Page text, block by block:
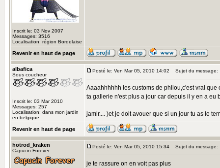
Inscrit le: 03 Nov 2007
Messages: 3516
Localisation: région Bordelaise
Revenir en haut de page
albafica
Sous coucheur
Inscrit le: 03 Mar 2010
Messages: 257
Localisation: dans mon jardin
en belgique
Posté le: Ven Mar 05, 2010 14:02 Sujet du message:
Aaaahhhhhh les customs de philou,c'est vrai
ta gallerie n'est plus a jour car depuis il y en a eu
jamir.... )et je doit avouer que si un jour tu as le
Revenir en haut de page
hotrod_kraken
Capucin Forever
Posté le: Ven Mar 05, 2010 15:34 Sujet du message:
je te rassure on en voit pas plus